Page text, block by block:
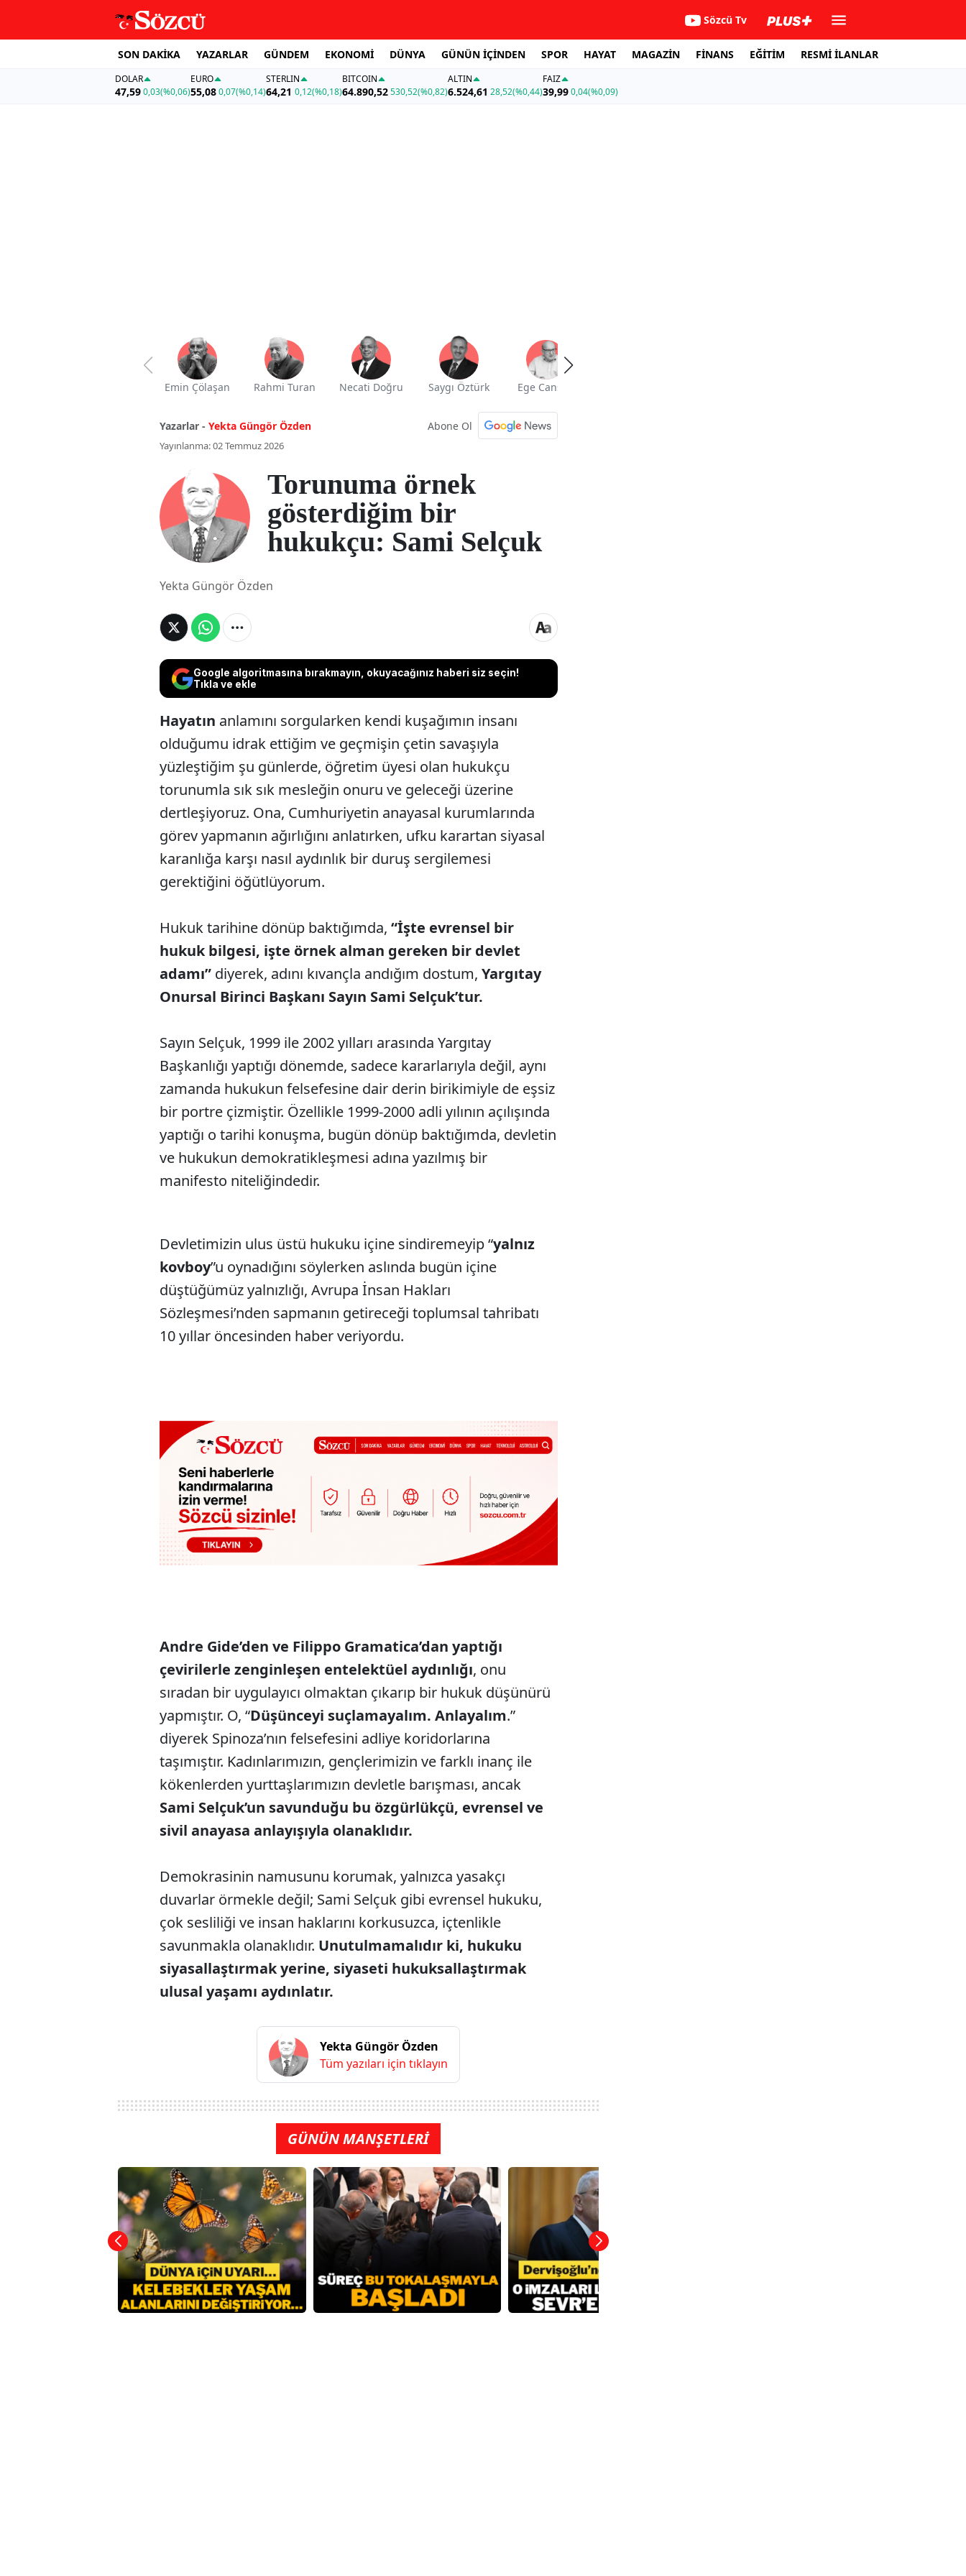
Sözcü Tv
SON DAKİKA YAZARLAR GÜNDEM EKONOMİ DÜNYA GÜNÜN İÇİNDEN SPOR HAYAT MAGAZİN FİNANS EĞİTİM RESMİ İLANLAR
DOLAR
47,590,03(%0,06)
EURO
55,08 0,07(%0,14)
STERLIN
64,21 0,12(%0,18)
BITCOIN
64.890,52530,52(%0,82)
ALTIN
6.524,61 28,52(%0,44)
FAİZ
39,990,04(%0,09)
Emin Çölaşan Rahmi Turan Necati Doğru Saygı Öztürk Ege Cansen
Yazarlar - Yekta Güngör Özden Abone Ol
Yayınlanma: 02 Temmuz 2026
Torunuma örnek
gösterdiğim bir
hukukçu: Sami Selçuk
Yekta Güngör Özden
Google algoritmasına bırakmayın, okuyacağınız haberi siz seçin!
Tıkla ve ekle
Hayatın anlamını sorgularken kendi kuşağımın insanı
olduğumu idrak ettiğim ve geçmişin çetin savaşıyla
yüzleştiğim şu günlerde, öğretim üyesi olan hukukçu
torunumla sık sık mesleğin onuru ve geleceği üzerine
dertleşiyoruz. Ona, Cumhuriyetin anayasal kurumlarında
görev yapmanın ağırlığını anlatırken, ufku karartan siyasal
karanlığa karşı nasıl aydınlık bir duruş sergilemesi
gerektiğini öğütlüyorum.
Hukuk tarihine dönüp baktığımda, “İşte evrensel bir
hukuk bilgesi, işte örnek alman gereken bir devlet
adamı”diyerek, adını kıvançla andığım dostum, Yargıtay
Onursal Birinci Başkanı Sayın Sami Selçuk’tur.
Sayın Selçuk, 1999 ile 2002 yılları arasında Yargıtay
Başkanlığı yaptığı dönemde, sadece kararlarıyla değil, aynı
zamanda hukukun felsefesine dair derin birikimiyle de eşsiz
bir portre çizmiştir. Özellikle 1999-2000 adli yılının açılışında
yaptığı o tarihi konuşma, bugün dönüp baktığımda, devletin
ve hukukun demokratikleşmesi adına yazılmış bir
manifesto niteliğindedir.
Devletimizin ulus üstü hukuku içine sindiremeyip “yalnız
kovboy”u oynadığını söylerken aslında bugün içine
düştüğümüz yalnızlığı, Avrupa İnsan Hakları
Sözleşmesi’nden sapmanın getireceği toplumsal tahribatı
10 yıllar öncesinden haber veriyordu.
Andre Gide’den ve Filippo Gramatica’dan yaptığı
çevirilerle zenginleşen entelektüel aydınlığı, onu
sıradan bir uygulayıcı olmaktan çıkarıp bir hukuk düşünürü
yapmıştır. O, “Düşünceyi suçlamayalım. Anlayalım.”
diyerek Spinoza’nın felsefesini adliye koridorlarına
taşımıştır. Kadınlarımızın, gençlerimizin ve farklı inanç ile
kökenlerden yurttaşlarımızın devletle barışması, ancak
Sami Selçuk’un savunduğu bu özgürlükçü, evrensel ve
sivil anayasa anlayışıyla olanaklıdır.
Demokrasinin namusunu korumak, yalnızca yasakçı
duvarlar örmekle değil; Sami Selçuk gibi evrensel hukuku,
çok sesliliği ve insan haklarını korkusuzca, içtenlikle
savunmakla olanaklıdır. Unutulmamalıdır ki, hukuku
siyasallaştırmak yerine, siyaseti hukuksallaştırmak
ulusal yaşamı aydınlatır.
Yekta Güngör Özden
Tüm yazıları için tıklayın
GÜNÜN MANŞETLERİ